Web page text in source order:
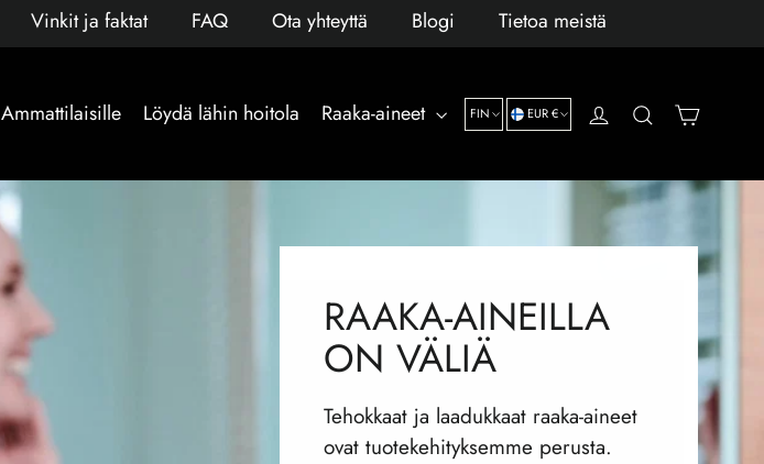
Vinkit ja faktat FAQ Ota yhteyttä Blogi Tietoa meistä
Ammattilaisille Löydä lähin hoitola Raaka-aineet KIELI
FIN VALUUTTA
EUR € Kirjaudu sisään
Hae
RAAKA-AINEILLA
ON VÄLIÄ
Tehokkaat ja laadukkaat raaka-aineet
ovat tuotekehityksemme perusta.